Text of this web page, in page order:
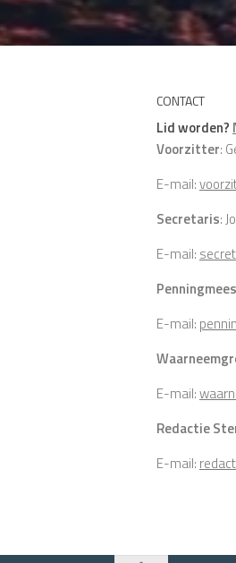
CONTACT
Lid worden?
Voorzitter:
E-mail:
Secretaris:
E-mail:
E-mail:
E-mail:
Redactie
E-mail: